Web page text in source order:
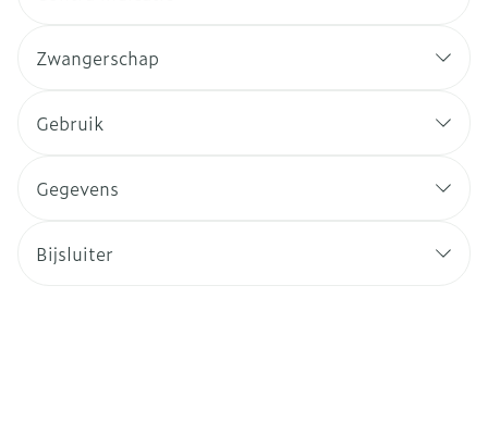
Zwangerschap
Gebruik
Gegevens
Bijsluiter